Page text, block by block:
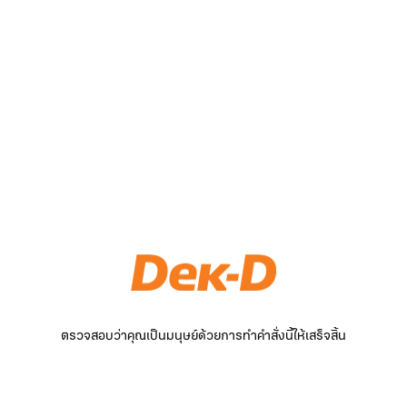
ตรวจสอบว่าคุณเป็นมนุษย์ด้วยการทำคำสั่งนี้ให้เสร็จสิ้น